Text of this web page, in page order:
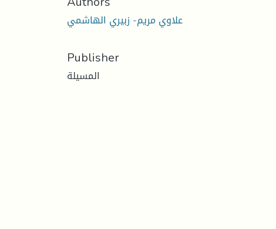
علاوي مريم- زبيري الهاشمي
Publisher
المسيلة